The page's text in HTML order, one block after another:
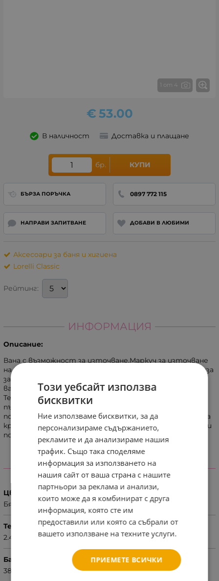
1 от 4
53.00
€
В наличност Доставка и плащане
бр. КУПИ
БЪРЗА ПОРЪЧКА 0897 772 115
НАПРАВИ ЗАПИТВАНЕ ДОБАВИ В ЛЮБИМИ
Аксесоари за баня и хигиена
Lorelli Classic
Рейтинг:
ИНФОРМАЦИЯ
Описание:
Вана с възможност за източване,Маркуч за източване
на водата,Анaтoмичнaта подложка за къпане с вендуза
за по-лесно и безопасно къпане. Сгъваема стойка за
ваната за допълнителен комфорт на родителя.
Термометър за вода. Две шишeнцa зa многократно
пълнене на бебешки шaмпoaн. Ваната може да се
ползва със и без стойката. Противоплъзгащи тапи на
крачетата на ваната за допълнителна сигурност при
ползване на ваната без стойка.
ХАРАКТЕРИСТИКИ
Цвят
Бял
Тегло (кг.)
2.46
Баркод (ISBN, UPC, др.)
3800151949466
Този уебсайт използва
бисквитки
Ние използваме бисквитки, за да
персонализираме съдържанието,
рекламите и да анализираме нашия
трафик. Също така споделяме
информация за използването на
нашия сайт от ваша страна с нашите
партньори за реклама и анализи,
които може да я комбинират с друга
информация, която сте им
предоставили или която са събрали от
вашето използване на техните услуги.
ПРИЕМЕТЕ ВСИЧКИ